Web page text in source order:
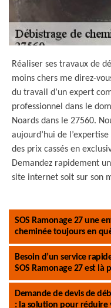
Réaliser ses travaux de
moins chers me direz-
du travail d’un expert
professionnel dans le
Noards dans le 27560.
aujourd’hui de
des prix cassés en
Demandez rapidement
site internet soit sur son
SOS Ramonage 27 une
cheminée toujours en
Besoin d’un service
SOS Ramonage 27 est là
Demande de devis de
: la solution pour réduire